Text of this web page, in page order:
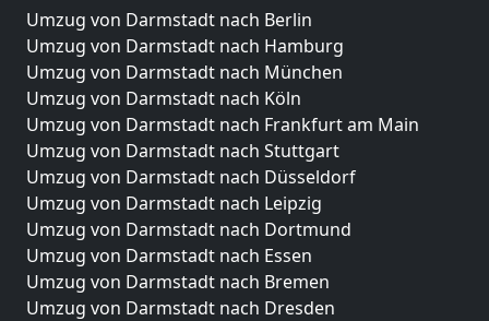
Umzug von Darmstadt nach Berlin
Umzug von Darmstadt nach Hamburg
Umzug von Darmstadt nach München
Umzug von Darmstadt nach Köln
Umzug von Darmstadt nach Frankfurt am Main
Umzug von Darmstadt nach Stuttgart
Umzug von Darmstadt nach Düsseldorf
Umzug von Darmstadt nach Leipzig
Umzug von Darmstadt nach Dortmund
Umzug von Darmstadt nach Essen
Umzug von Darmstadt nach Bremen
Umzug von Darmstadt nach Dresden